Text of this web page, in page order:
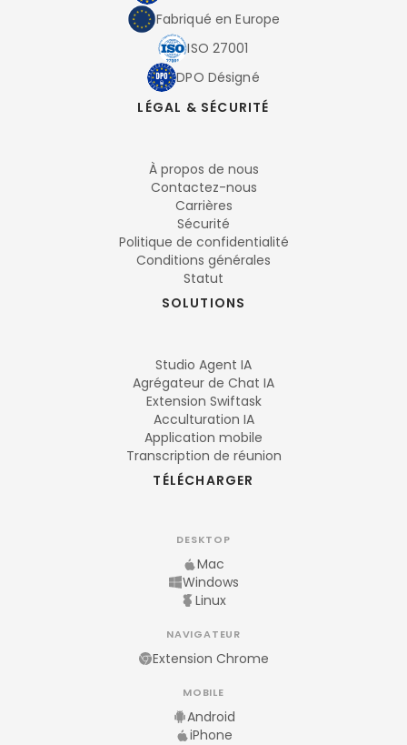
Fabriqué en Europe
ISO 27001
DPO Désigné
LÉGAL & SÉCURITÉ
À propos de nous
Contactez-nous
Carrières
Sécurité
Politique de confidentialité
Conditions générales
Statut
SOLUTIONS
Studio Agent IA
Agrégateur de Chat IA
Extension Swiftask
Acculturation IA
Application mobile
Transcription de réunion
TÉLÉCHARGER
DESKTOP
Mac
Windows
Linux
NAVIGATEUR
Extension Chrome
MOBILE
Android
iPhone